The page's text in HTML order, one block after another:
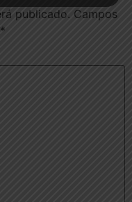
publicado. Campos
*